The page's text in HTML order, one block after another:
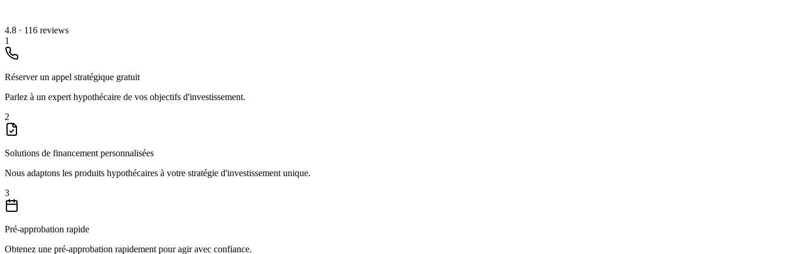
4.8 · 116 reviews
1
Réserver un appel stratégique gratuit
Parlez à un expert hypothécaire de vos objectifs d'investissement.
2
Solutions de financement personnalisées
Nous adaptons les produits hypothécaires à votre stratégie d'investissement unique.
3
Pré-approbation rapide
Obtenez une pré-approbation rapidement pour agir avec confiance.